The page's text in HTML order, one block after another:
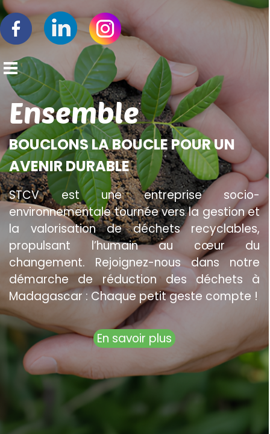
Sauter le menu
Ensemble
BOUCLONS LA BOUCLE POUR UN
AVENIR DURABLE
STCV est une entreprise socio-
environnementale tournée vers la gestion et
la valorisation de déchets recyclables,
propulsant l’humain au cœur du
changement. Rejoignez-nous dans notre
démarche de réduction des déchets à
Madagascar : Chaque petit geste compte !
En savoir plus